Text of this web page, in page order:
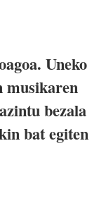
Uneko
musikaren
bezala
bat egiten